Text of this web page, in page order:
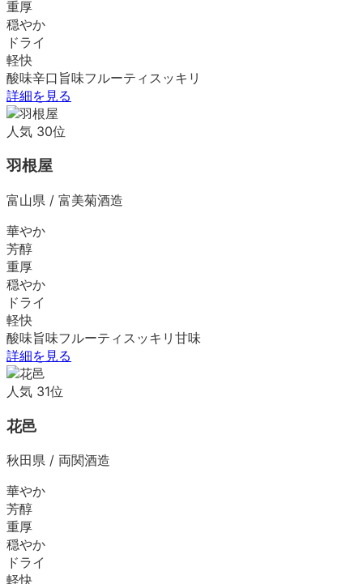
重厚
穏やか
ドライ
軽快
酸味辛口 旨味フルーティ スッキリ
詳細を見る
人気 30位
羽根屋
富山県 / 富美菊酒造
華やか
芳醇
重厚
穏やか
ドライ
軽快
酸味旨味フルーティ スッキリ 甘味
詳細を見る
人気 31位
花邑
秋田県 / 両関酒造
華やか
芳醇
重厚
穏やか
ドライ
軽快